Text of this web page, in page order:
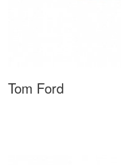
Tom Ford